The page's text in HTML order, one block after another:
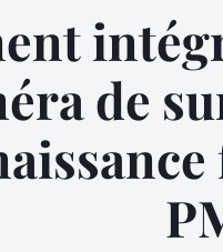
de